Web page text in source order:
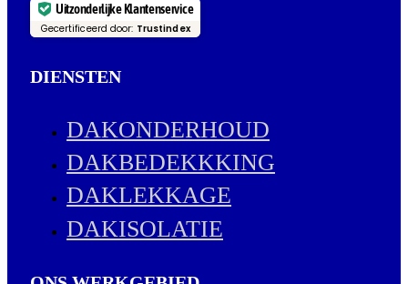
Uitzonderlijke Klantenservice
Gecertificeerd door: Trustindex
DIENSTEN
DAKONDERHOUD
DAKBEDEKKKING
DAKLEKKAGE
DAKISOLATIE